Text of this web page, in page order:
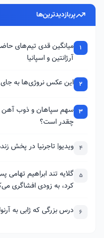
پربازدیدترین‌ها
1
میانگین قدی تیم‌های حاضر
آرژانتین و اسپانیا
2 این عکس نروژی‌ها به
3 سهم سپاهان و ذوب آهن
چقدر است؟
4 ویدیو| تاجرنیا در پخش
5 گلایه تند ابراهیم تهامی
کرد، به زودی افشاگری
6 درس بزرگی که ژابی به